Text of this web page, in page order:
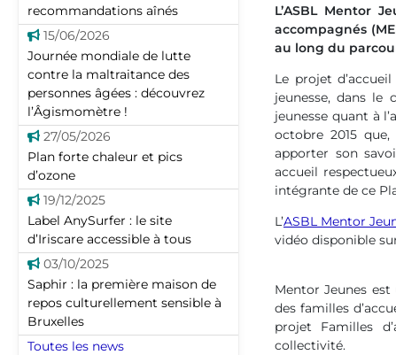
recommandations aînés
15/06/2026
Journée mondiale de lutte
contre la maltraitance des
personnes âgées : découvrez
l’Âgismomètre !
27/05/2026
Plan forte chaleur et pics
d’ozone
19/12/2025
Label AnySurfer : le site
d’Iriscare accessible à tous
03/10/2025
Saphir : la première maison de
repos culturellement sensible à
Bruxelles
Toutes les news
L’ASBL Mentor
accompagnés
au long du
Le projet
jeunesse, dans le
jeunesse quant à
octobre 2015
apporter son
accueil
intégrante de ce
L’ASBL Mentor
vidéo disponible
Mentor Jeunes
des familles
projet Familles
collectivité.